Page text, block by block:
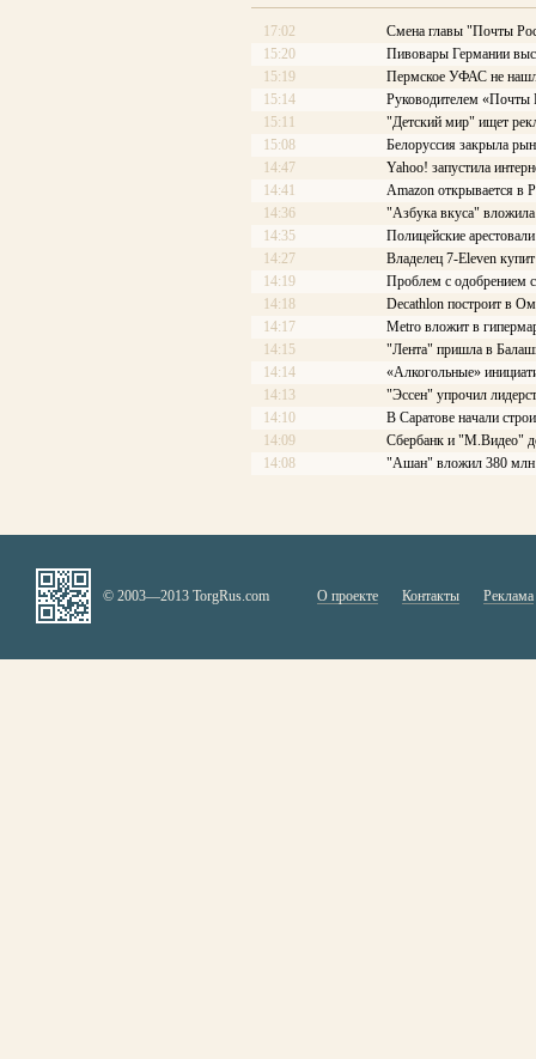
17:02
Смена главы "Почты
15:20
Пивовары Германии
15:19
Пермское УФАС не
15:14
Руководителем «Почты
15:11
"Детский мир" ищет
15:08
Белоруссия закрыла
14:47
Yahoo! запустила
14:41
Amazon открывается в
14:36
"Азбука вкуса"
14:35
Полицейские
14:27
Владелец 7-Eleven
14:19
Проблем с одобрением
14:18
Decathlon построит в
14:17
Меtrо вложит в
14:15
"Лента" пришла в
14:14
«Алкогольные»
14:13
"Эссен" упрочил
14:10
В Саратове начали
14:09
Сбербанк и "М.Видео"
14:08
"Ашан" вложил 380 млн
© 2003—2013 TorgRus.com О проекте Контакты Реклама